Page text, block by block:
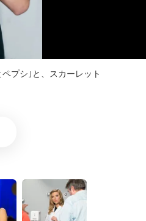
プシ｣と、スカーレット